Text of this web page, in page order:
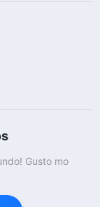
Gusto mo